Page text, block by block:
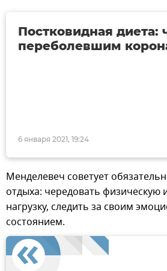
6 января 2021, 19:24
Постковидная диета:
переболевшим
Менделевеч советует
отдыха: чередовать физическую
нагрузку, следить за своим
состоянием.